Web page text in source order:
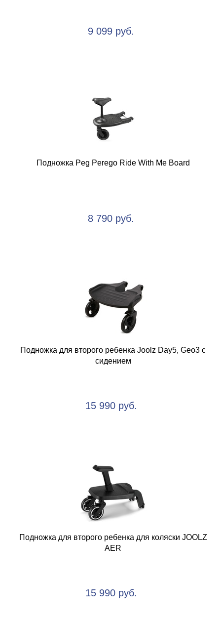
9 099 руб.
Подножка Peg Perego Ride With Me Board
8 790 руб.
Подножка для второго ребенка Joolz Day5, Geo3 с
сидением
15 990 руб.
Подножка для второго ребенка для коляски JOOLZ
AER
15 990 руб.